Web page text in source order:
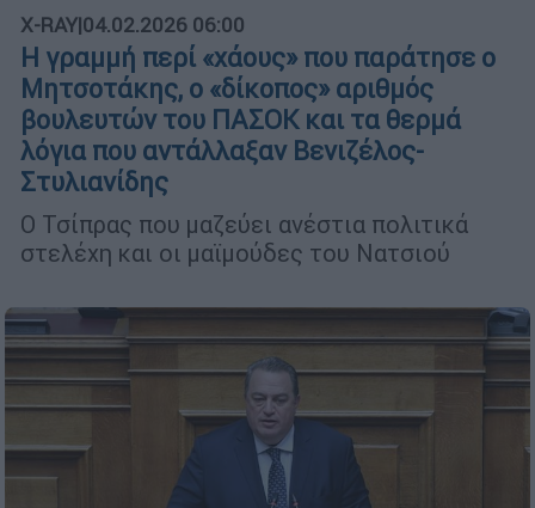
X-RAY|04.02.2026 06:00
Η γραμμή περί «χάους» που παράτησε ο
Μητσοτάκης, ο «δίκοπος» αριθμός
βουλευτών του ΠΑΣΟΚ και τα θερμά
λόγια που αντάλλαξαν Βενιζέλος-
Στυλιανίδης
Ο Τσίπρας που μαζεύει ανέστια πολιτικά
στελέχη και οι μαϊμούδες του Νατσιού